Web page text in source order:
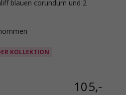
blauen corundum und 2
KOLLEKTION
105,-